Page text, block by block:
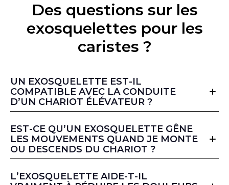
Des questions sur les
exosquelettes pour les
caristes ?
UN EXOSQUELETTE EST-IL
COMPATIBLE AVEC LA CONDUITE
D’UN CHARIOT ÉLÉVATEUR ?
des chariots élévateurs. Nos experts se déplacent sur
site pour réaliser des essais. Il vous sera donc
possible de confirmer cela avant tout achat.
EST-CE QU’UN EXOSQUELETTE GÊNE
LES MOUVEMENTS QUAND JE MONTE
OU DESCENDS DU CHARIOT ?
n'entravent pas les mouvements de la vie courante.
L’EXOSQUELETTE AIDE-T-IL